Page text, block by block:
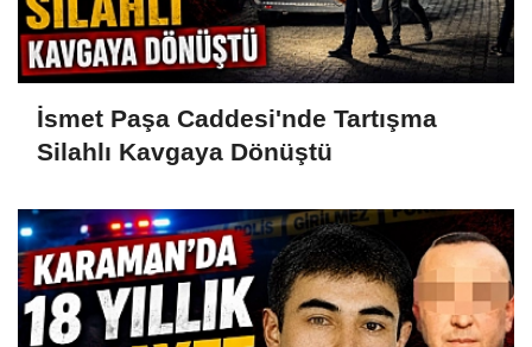
İsmet Paşa Caddesi'nde Tartışma
Silahlı Kavgaya Dönüştü